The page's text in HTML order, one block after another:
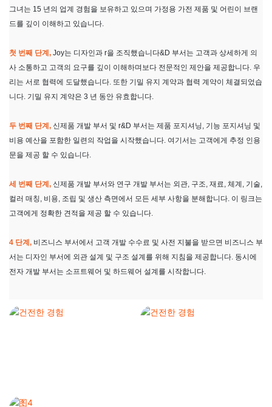
그녀는 15 년의 업계 경험을 보유하고 있으며 가정용 가전 제품 및 어린이 브랜
드를 깊이 이해하고 있습니다.
첫 번째 단계, Joy는 디자인과 r을 조직했습니다&D 부서는 고객과 상세하게 의
사 소통하고 고객의 요구를 깊이 이해하며보다 전문적인 제안을 제공합니다. 우
리는 서로 협력에 도달했습니다. 또한 기밀 유지 계약과 협력 계약이 체결되었습
니다. 기밀 유지 계약은 3 년 동안 유효합니다.
두 번째 단계, 신제품 개발 부서 및 r&D 부서는 제품 포지셔닝, 기능 포지셔닝 및
비용 예산을 포함한 일련의 작업을 시작했습니다. 여기서는 고객에게 추정 인용
문을 제공 할 수 있습니다.
세 번째 단계, 신제품 개발 부서와 연구 개발 부서는 외관, 구조, 재료, 체계, 기술,
컬러 매칭, 비용, 조립 및 생산 측면에서 모든 세부 사항을 분해합니다. 이 링크는
고객에게 정확한 견적을 제공 할 수 있습니다.
4 단계, 비즈니스 부서에서 고객 개발 수수료 및 사전 지불을 받으면 비즈니스 부
서는 디자인 부서에 외관 설계 및 구조 설계를 위해 지침을 제공합니다. 동시에
전자 개발 부서는 소프트웨어 및 하드웨어 설계를 시작합니다.